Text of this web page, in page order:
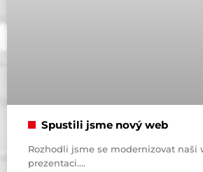
Spustili jsme nový web
Rozhodli jsme se modernizovat naši
prezentaci.